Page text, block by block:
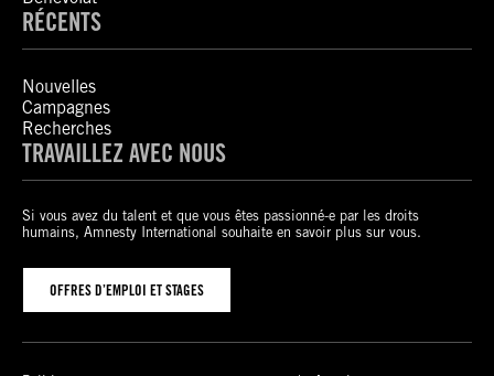
RÉCENTS
Nouvelles
Campagnes
Recherches
TRAVAILLEZ AVEC NOUS
Si vous avez du talent et que vous êtes passionné-e par les droits
humains, Amnesty International souhaite en savoir plus sur vous.
OFFRES D’EMPLOI ET STAGES